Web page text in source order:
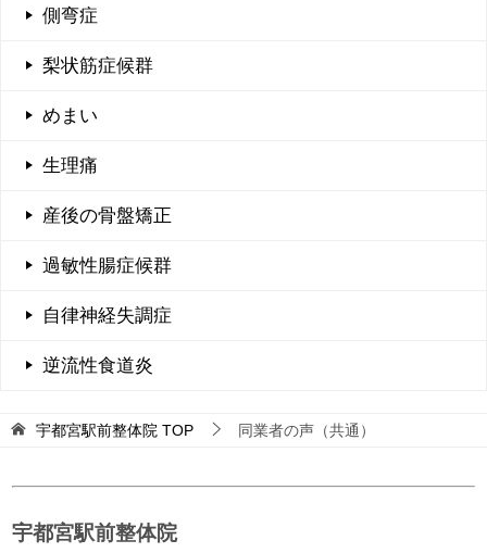
側弯症
梨状筋症候群
めまい
生理痛
産後の骨盤矯正
過敏性腸症候群
自律神経失調症
逆流性食道炎
宇都宮駅前整体院 TOP 同業者の声（共通）
宇都宮駅前整体院